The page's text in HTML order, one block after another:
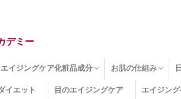
デミー
エイジングケア化粧品成分
エイジングケア化粧品(成分)
セラミド
ネオダーミル
プロテオグリカン
ビタミンC誘導体
コラーゲン
その他の化粧品成分
お肌の仕組み
エイジング
ターンオーバー
皮下組織
表皮
真皮
表皮常在菌
女性ホルモン
その他
イエット 目のエイジングケア エイジン